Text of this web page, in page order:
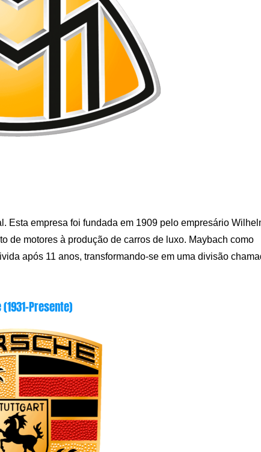
Esta empresa foi fundada em 1909 pelo empresário
de motores à produção de carros de luxo. Maybach como
após 11 anos, transformando-se em uma divisão
Presente)